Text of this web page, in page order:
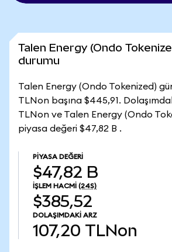
Talen Energy (Ondo
durumu
Talen Energy (Ondo Tokenized)
TLNon başına $445,91.
TLNon ve Talen Energy (Ondo
piyasa değeri $47,82 B .
PIYASA DEĞERI
$47,82 B
İŞLEM HACMI (24S)
$385,52
DOLAŞIMDAKI ARZ
107,20 TLNon